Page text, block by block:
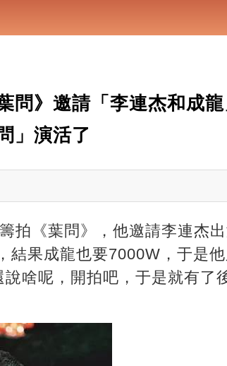
問》邀請「李連杰和成
」演活了
拍《葉問》，他邀請李連杰
結果成龍也要7000W，于是
說啥呢，開拍吧，于是就有了